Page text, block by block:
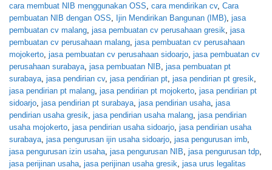
cara membuat NIB menggunakan OSS cara mendirikan cv, Cara
pembuatan NIB dengan OSS
Ijin Mendirikan Bangunan (IMB) jasa
pembuatan cv malang jasa pembuatan cv perusahaan gresik jasa
pembuatan cv perusahaan malang jasa pembuatan cv perusahaan
mojokerto jasa pembuatan cv perusahaan sidoarjo jasa pembuatan cv
perusahaan surabaya jasa pembuatan NIB jasa pembuatan pt
surabaya jasa pendirian cv, jasa pendirian pt jasa pendirian pt gresik
jasa pendirian pt malang jasa pendirian pt mojokerto jasa pendirian pt
sidoarjo jasa pendirian pt surabaya jasa pendirian usaha jasa
pendirian usaha gresik jasa pendirian usaha malang jasa pendirian
usaha mojokerto jasa pendirian usaha sidoarjo jasa pendirian usaha
surabaya jasa pengurusan ijin usaha sidoarjo jasa pengurusan imb
jasa pengurusan izin usaha jasa pengurusan NIB jasa pengurusan tdp
jasa perijinan usaha jasa perijinan usaha gresik jasa urus legalitas